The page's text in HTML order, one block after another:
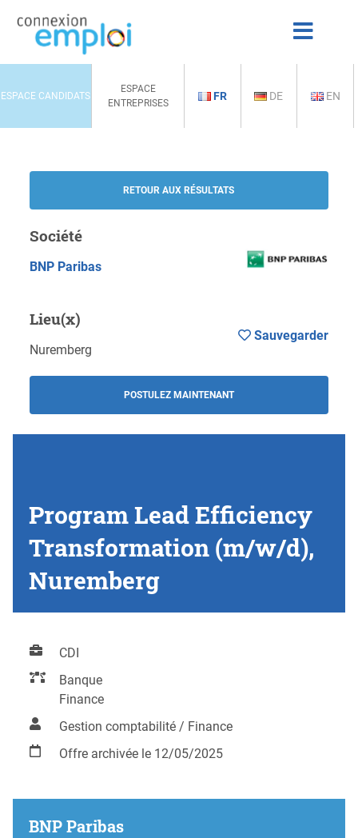
ESPACE CANDIDATS
ESPACE
ENTREPRISES
FR DE EN
RETOUR AUX RÉSULTATS
Société
BNP Paribas
Lieu(x)
Nuremberg
POSTULEZ MAINTENANT
Sauvegarder
Program Lead Efficiency
Transformation (m/w/d),
Nuremberg
CDI
Banque
Finance
Gestion comptabilité / Finance
Offre archivée le 12/05/2025
BNP Paribas